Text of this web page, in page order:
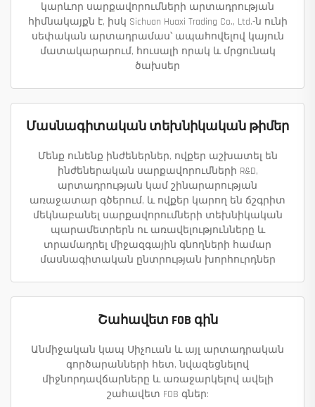
կարևոր սարքավորումների արտադրության
հիմնակայքն է, իսկ Sichuan Huaxi Trading Co., Ltd.-ն ունի
սեփական արտադրամաս՝ ապահովելով կայուն
մատակարարում, հուսալի որակ և մրցունակ
ծախսեր
Մասնագիտական տեխնիկական թիմեր
Մենք ունենք ինժեներներ, ովքեր աշխատել են
ինժեներական սարքավորումների R&D,
արտադրության կամ շինարարության
առաջատար գծերում, և ովքեր կարող են ճշգրիտ
մեկնաբանել սարքավորումների տեխնիկական
պարամետրերն ու առավելությունները և
տրամադրել միջազգային գնողների համար
մասնագիտական ընտրության խորհուրդներ
Շահավետ FOB գին
Անմիջական կապ Սիչուան և այլ արտադրական
գործարանների հետ, նվազեցնելով
միջնորդավճարները և առաջարկելով ավելի
շահավետ FOB գներ: